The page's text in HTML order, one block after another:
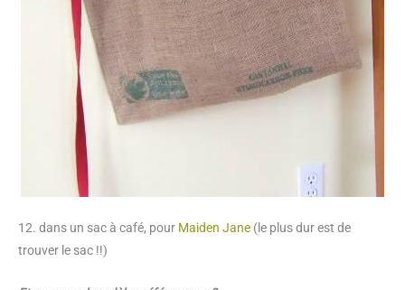
12. dans un sac à café, pour Maiden Jane (le plus dur est de
trouver le sac !!)